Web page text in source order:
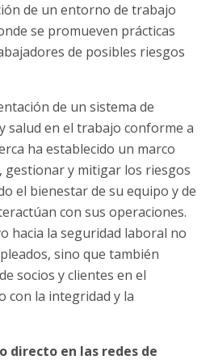
de un entorno de trabajo
se promueven prácticas
de posibles riesgos
de un sistema de
salud en el trabajo conforme a
ha establecido un marco
gestionar y mitigar los riesgos
el bienestar de su equipo y de
con sus operaciones.
hacia la seguridad laboral no
sino que también
socios y clientes en el
con la integridad y la
directo en las redes de